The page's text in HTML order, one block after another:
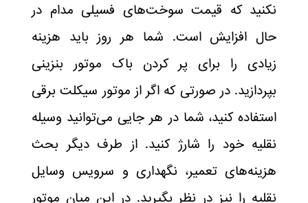
نکنید که قیمت سوخت‌های فسیلی مدام در
حال افزایش است. شما هر روز باید هزینه
زیادی را برای پر کردن باک موتور بنزینی
بپردازید. در صورتی که اگر از موتور سیکلت برقی
استفاده کنید، شما در هر جایی می‌توانید وسیله
نقلیه خود را شارژ کنید. از طرف دیگر بحث
هزینه‌های تعمیر، نگهداری و سرویس وسایل
نقلیه را نیز در نظر بگیرید. در این میان موتور